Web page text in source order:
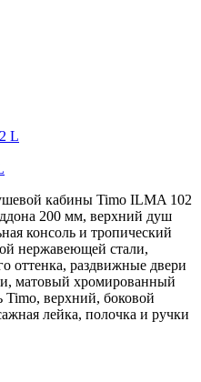
кабины Timo ILMA 102
200 мм, верхний душ
консоль и тропический
нержавеющей стали,
оттенка, раздвижные двери
матовый хромированный
верхний, боковой
лейка, полочка и ручки